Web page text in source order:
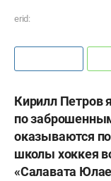
erid:
Кирилл Петров
по
оказываются
школы хоккея
«Салавата